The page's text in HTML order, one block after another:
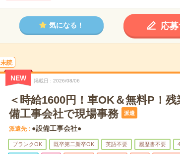
気になる！ 応
未読
NEW 掲載日 2026/08/06
＜時給1600円！車OK＆無料P！
備工事会社で現場事務
派遣
派遣先 ●設備工事会社●
ブランクOK 既卒第二新卒OK 英語不要 履歴書不要